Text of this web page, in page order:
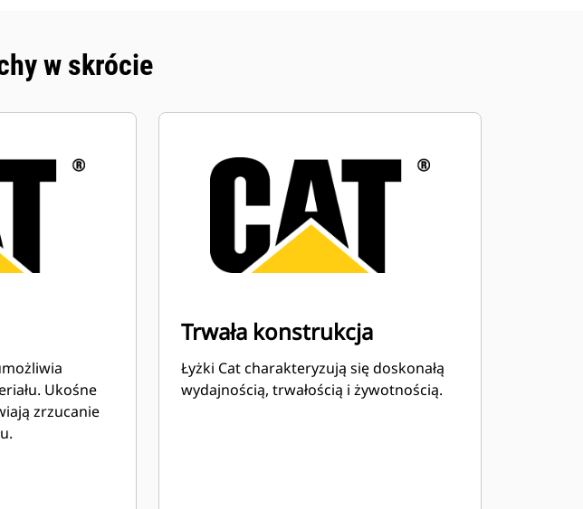
w skrócie
Ukośne
zrzucanie
Trwała konstrukcja
Łyżki Cat charakteryzują się doskonałą
wydajnością, trwałością i żywotnością.